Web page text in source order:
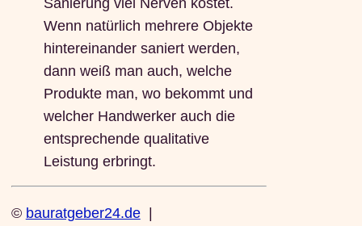
Sanierung viel Nerven kostet.
Wenn natürlich mehrere Objekte
hintereinander saniert werden,
dann weiß man auch, welche
Produkte man, wo bekommt und
welcher Handwerker auch die
entsprechende qualitative
Leistung erbringt.
© bauratgeber24.de|